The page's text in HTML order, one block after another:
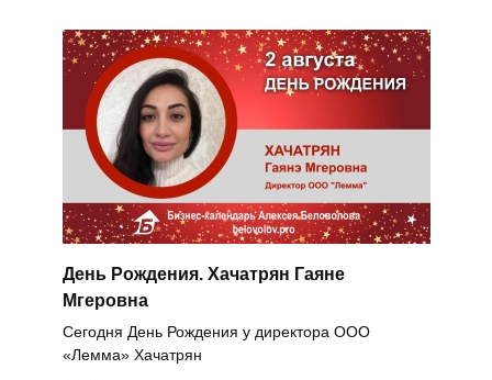
День Рождения. Хачатрян Гаяне
Мгеровна
Сегодня День Рождения у директора ООО
«Лемма» Хачатрян